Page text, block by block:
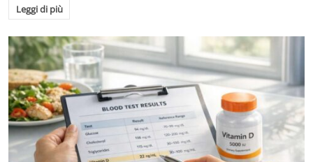
Leggi di più